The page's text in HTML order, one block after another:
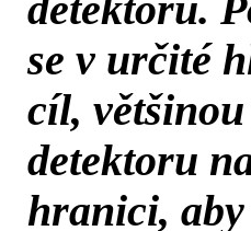
se v určité
cíl,
detektoru
hranici,